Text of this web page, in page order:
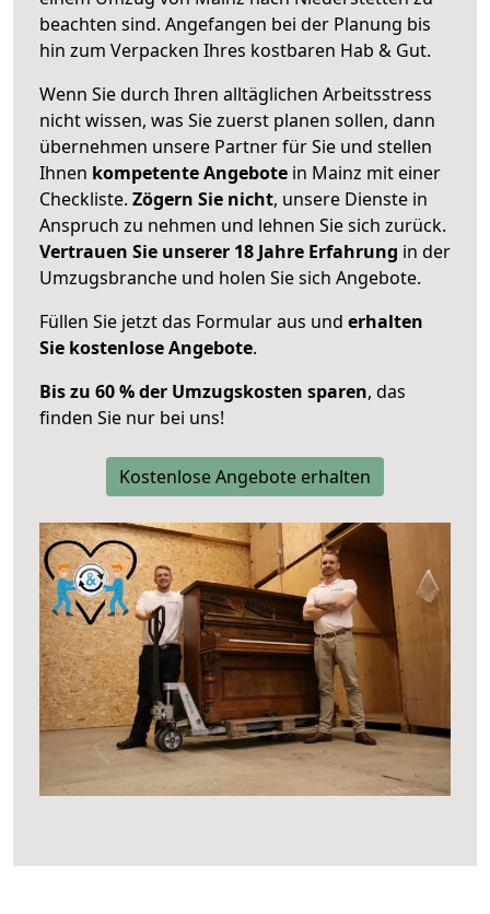
beachten sind. Angefangen bei der Planung bis
hin zum Verpacken Ihres kostbaren Hab & Gut.
Wenn Sie durch Ihren alltäglichen Arbeitsstress
nicht wissen, was Sie zuerst planen sollen, dann
übernehmen unsere Partner für Sie und stellen
Ihnen kompetente Angebote in Mainz mit einer
Checkliste. Zögern Sie nicht, unsere Dienste in
Anspruch zu nehmen und lehnen Sie sich zurück.
Vertrauen Sie unserer 18 Jahre Erfahrung in der
Umzugsbranche und holen Sie sich Angebote.
Füllen Sie jetzt das Formular aus und erhalten
Sie kostenlose Angebote.
Bis zu 60 % der Umzugskosten sparen, das
finden Sie nur bei uns!
Kostenlose Angebote erhalten